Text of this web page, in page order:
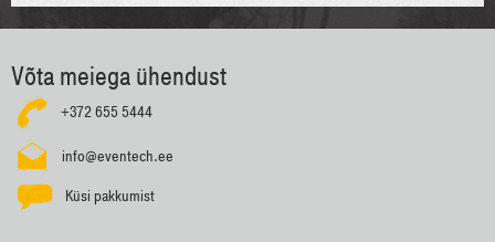
Võta meiega ühendust
+372 655 5444
info@eventech.ee
Küsi pakkumist